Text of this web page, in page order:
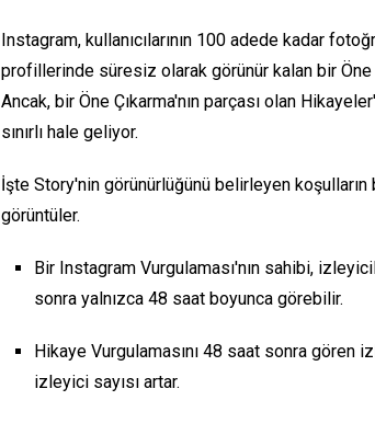
Instagram, kullanıcılarının 100 adede kadar
profillerinde süresiz olarak görünür kalan bir Öne
Ancak, bir Öne Çıkarma'nın parçası olan
sınırlı hale geliyor.
İşte Story'nin görünürlüğünü belirleyen
görüntüler.
Bir Instagram Vurgulaması'nın sahibi,
sonra yalnızca 48 saat boyunca görebilir.
Hikaye Vurgulamasını 48 saat sonra gören
izleyici sayısı artar.